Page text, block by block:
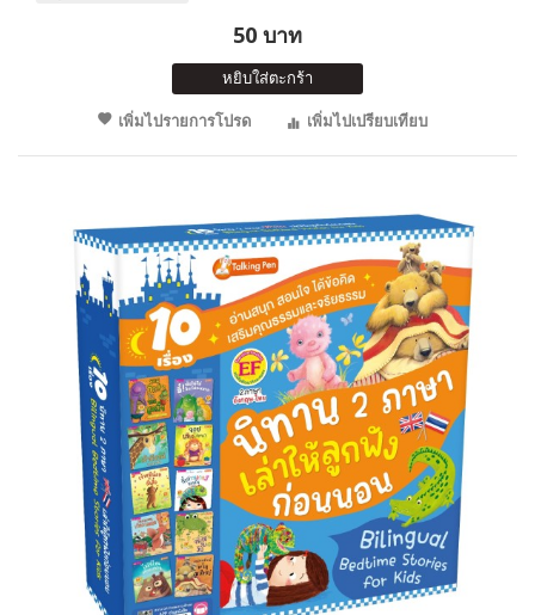
50 บาท
หยิบใส่ตะกร้า
เพิ่มไปรายการโปรด
เพิ่มไปเปรียบเทียบ